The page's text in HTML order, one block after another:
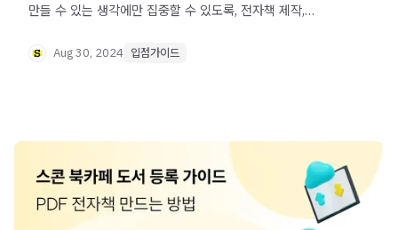
만들 수 있는 생각에만 집중할 수 있도록, 전자책 제작,
Aug 30, 2024 입점가이드